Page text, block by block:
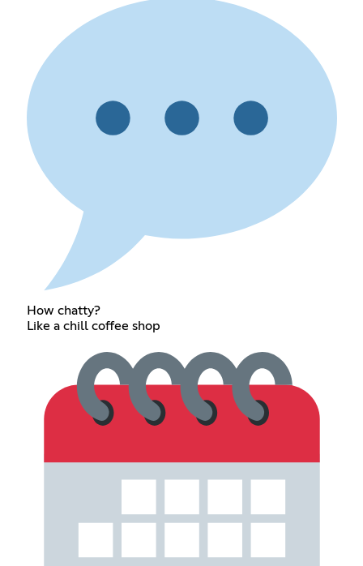
How chatty?
Like a chill coffee shop